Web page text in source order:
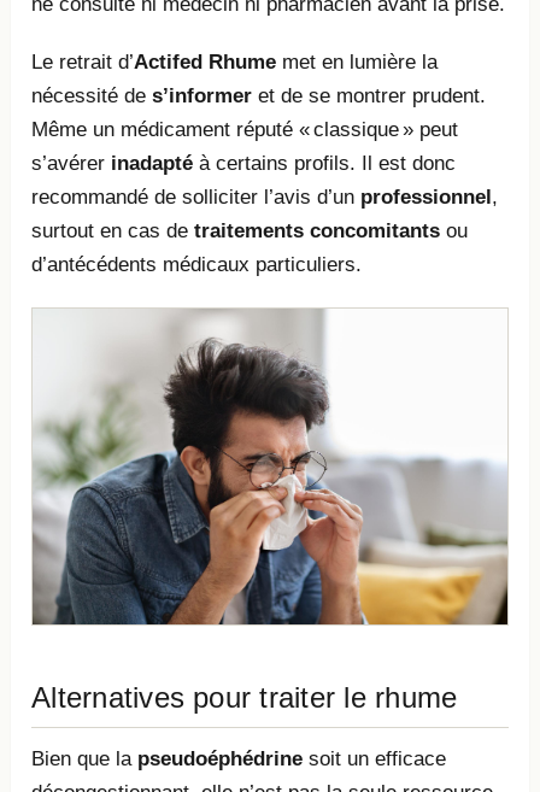
Le retrait d’Actifed Rhume met en lumière la
nécessité des’informer et de se montrer prudent.
Même un médicament réputé « classique » peut
s’avérer inadapté à certains profils. Il est donc
recommandé de solliciter l’avis d’un professionnel ,
surtout en cas detraitements concomitants ou
d’antécédents médicaux particuliers.
Alternatives pour traiter le rhume
Bien que la pseudoéphédrine soit un efficace